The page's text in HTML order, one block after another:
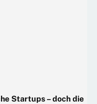
Startups – doch die